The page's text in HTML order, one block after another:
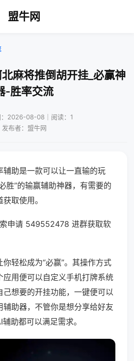
盟牛网
麻将推倒胡开挂_必赢神
-胜率交流
：2026-08-08｜阅读：1
发布者：盟牛网
辅助是一款可以让一直输的玩
胜”的输赢辅助神器，有需要的
取使用。
申请 549552478 进群获取软
轻松成为“必赢”。其操作方式
应用便可以自定义手机打牌系统
己想要的开挂功能，一键便可以
辅助器，不管你是想分享给好友
助都可以满足需求。